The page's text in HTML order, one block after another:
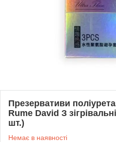
Презервативи
Rume David З
шт.)
Немає в наявності